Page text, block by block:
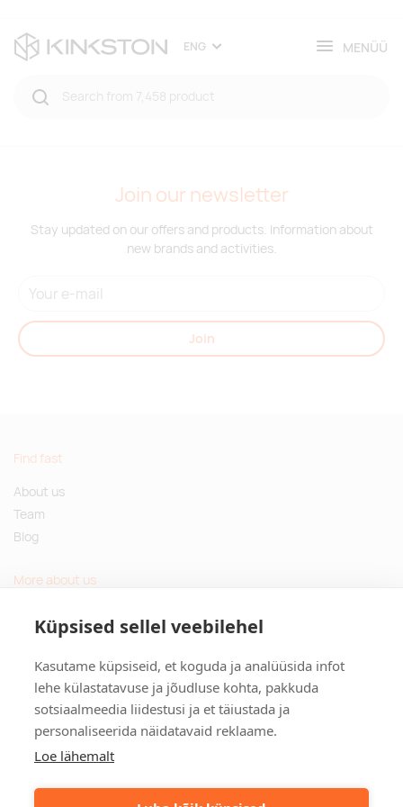
Küpsised sellel veebilehel
Kasutame küpsiseid, et koguda ja analüüsida infot
lehe külastatavuse ja jõudluse kohta, pakkuda
sotsiaalmeedia liidestusi ja et täiustada ja
personaliseerida näidatavaid reklaame.
Loe lähemalt
ENG MENÜÜ
Join our newsletter
Stay updated on our offers and products. Information about
new brands and activities.
Join
Find fast
About us
Team
Blog
More about us
Sustainable gifts
Contact
Tulika põik 3, Tallinn, Estonia
info@kinkston.ee
+372 6989 100
Social media